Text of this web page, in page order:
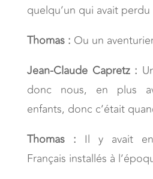
quelqu’un qui avait perdu
Thomas : Ou un
Jean-Claude Capretz :
donc nous, en plus
enfants, donc c’était
Thomas : Il y avait
Français installés à